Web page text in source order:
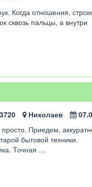
Когда отношения,
сквозь пальцы, а внутри
Николаев
Приедем,
бытовой техники.
Точная …